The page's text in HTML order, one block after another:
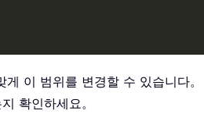
이 범위를 변경할 수 있습니다
확인하세요。